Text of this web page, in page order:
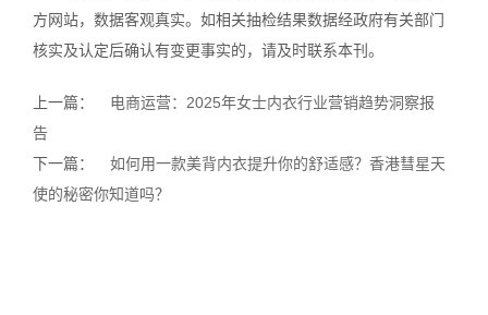
方网站，数据客观真实。如相关抽检结果数据经政府有关部门
核实及认定后确认有变更事实的，请及时联系本刊。
上一篇：
电商运营：2025年女士内衣行业营销趋势洞察报
告
下一篇：
如何用一款美背内衣提升你的舒适感？香港彗星天
使的秘密你知道吗？